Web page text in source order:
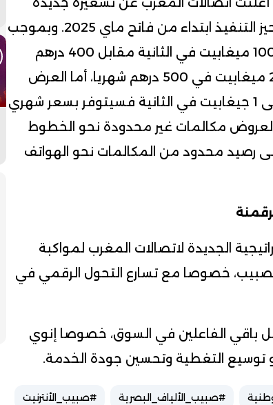
أعلنت اتصالات المغرب عن تسعيرة جديدة
لعروض الألياف البصرية ستدخل حيز التنفيذ ابتداء من فاتح ماي 2025. وبموجب
هذه التعديلات، سيعرض صبيب 100 ميغابيت في الثانية مقابل 400 درهم
شهريا، بينما حدد سعر عرض 200 ميغابيت في 500 درهم شهريا، أما العرض
الأقصى الذي يوفر صبيبا يصل إلى 1 جيغابيت في الثانية فسيتوفر بسعر شهري
هذه العروض مكالمات غير محدودة نحو الخطوط
إلى رصيد محدود من المكالمات نحو الهواتف
الجديدة لاتصالات المغرب لمواكبة
الصبيب، خصوصا مع تسارع التحول الرقمي في
باقي الفاعلين في السوق، خصوصا إنوي
توسيع التغطية وتحسين جودة الخدمة.
#صبيب_الألياف_البصرية #صبيب_الأنترنيت